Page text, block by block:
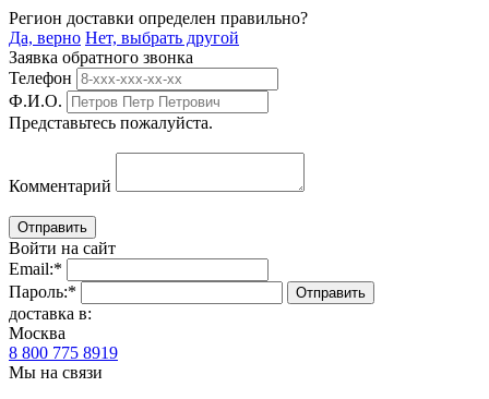
Регион доставки определен правильно?
Да, верно Нет, выбрать другой
Заявка обратного звонка
Телефон
Ф.И.О.
Представьтесь пожалуйста.
Комментарий
Войти на сайт
Email:*
Пароль:*
доставка в:
Москва
8 800 775 8919
Мы на связи